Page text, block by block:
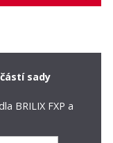
sady
BRILIX FXP a